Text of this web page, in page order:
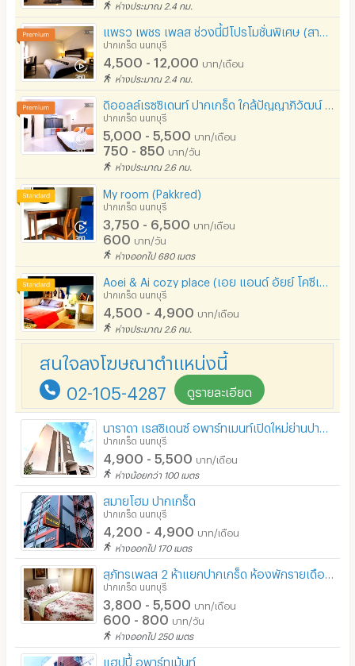
- วัดบ่อ นนทบุรี 1.2 km.
- สะพานพระราม 4 1.5 km.
- วัดชลประทานรังสฤษดิ์ พระอารามหลวง นนทบุรี 1.8 km.
- โรงเรียนชลประทานวิทยา 2.0 km.
- กรมชลประทาน 2.0 km.
- เกาะเกร็ด 2.5 km.
- บิ๊กซี เอ็กซ์ตร้า แจ้งวัฒนะ 2 (ปากเกร็ด) 2.5 km.
- โฮมโปร แจ้งวัฒนะ 2.5 km.
- วัดกู้ (พระนางเรือล่ม) 3.0 km.
- ศูนย์การแพทย์ปัญญานันทภิกขุ ชลประทาน มหาวิทยาลัย
ศรีนครินทรวิโรฒ 3.2 km.
- โรงพยาบาลชลประทาน 3.4 km.
- โรงเรียนสวนกุหลาบวิทยาลัย นนทบุรี 3.4 km.
- สถาบันการจัดการปัญญาภิวัฒน์ (พีไอเอ็ม) 5.4 km.
- เซ็นทรัล แจ้งวัฒนะ 5.6 km.
- ม.สุโขทัยธรรมาธิราช 5.6 km.
- โรงพยาบาลเวิลด์เมดิคอล 6.0 km.
- อาคารจัสมิน 6.4 km.
- อิมแพ็ค อารีน่า 8.1 km.
- ศูนย์ราชการฯ แจ้งวัฒนะ 8.7 km.
- ถนนแจ้งวัฒนะ
- ทางพิเศษศรีรัช
- ถนนเลี่ยงเมืองปากเกร็ด
ร้านทำผม-เสริมสวย
สถานี charge รถไฟฟ้า
ห่างประมาณ 2.4 กม.
ปากเกร็ด นนทบุรี
4,500 - 12,000 บาท/เดือน
ห่างประมาณ 2.4 กม.
ปากเกร็ด นนทบุรี
5,000 - 5,500 บาท/เดือน
750 - 850 บาท/วัน
ห่างประมาณ 2.6 กม.
My room (Pakkred)
ปากเกร็ด นนทบุรี
3,750 - 6,500 บาท/เดือน
600 บาท/วัน
ห่างออกไป 680 เมตร
ปากเกร็ด นนทบุรี
4,500 - 4,900 บาท/เดือน
ห่างประมาณ 2.6 กม.
สนใจลงโฆษณาตำแหน่งนี้
02-105-4287 ดูรายละเอียด
ปากเกร็ด นนทบุรี
4,900 - 5,500 บาท/เดือน
ห่างน้อยกว่า 100 เมตร
สมายโฮม ปากเกร็ด
ปากเกร็ด นนทบุรี
4,200 - 4,900 บาท/เดือน
ห่างออกไป 170 เมตร
ปากเกร็ด นนทบุรี
3,800 - 5,500 บาท/เดือน
600 - 800 บาท/วัน
ห่างออกไป 250 เมตร
แฮปปี้ อพาร์ทเม้นท์